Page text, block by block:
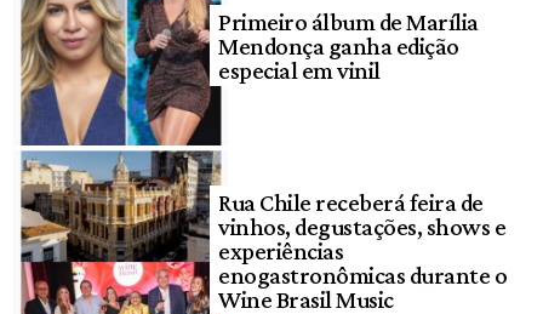
Primeiro álbum de Marília
Mendonça ganha edição
especial em vinil
Rua Chile receberá feira de
vinhos, degustações, shows e
experiências
enogastronômicas durante o
Wine Brasil Music